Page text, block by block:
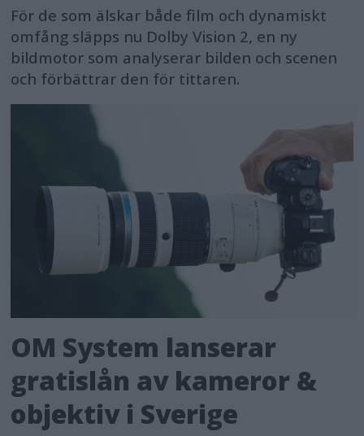
För de som älskar både film och dynamiskt
omfång släpps nu Dolby Vision 2, en ny
bildmotor som analyserar bilden och scenen
och förbättrar den för tittaren.
OM System lanserar
gratislån av kameror &
objektiv i Sverige